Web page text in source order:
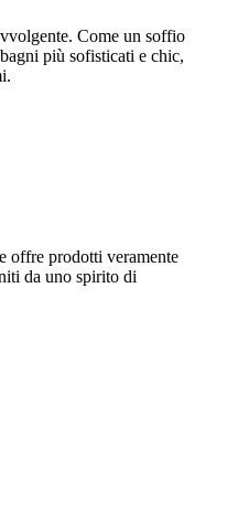
Come un soffio
più sofisticati e chic,
offre prodotti veramente
da uno spirito di